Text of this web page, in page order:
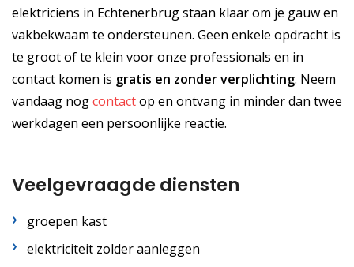
elektriciens in Echtenerbrug staan klaar om je gauw en
vakbekwaam te ondersteunen. Geen enkele opdracht is
te groot of te klein voor onze professionals en in
contact komen is gratis en zonder verplichting. Neem
vandaag nogcontactop en ontvang in minder dan twee
werkdagen een persoonlijke reactie.
Veelgevraagde diensten
groepen kast
elektriciteit zolder aanleggen